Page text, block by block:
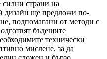
силни страни на
дизайн ще предложи по-
подпомагани от методи с
бъдещите
технически
мислене, за да